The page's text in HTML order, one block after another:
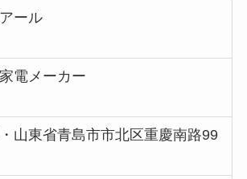
ール
電メーカー
山東省青島市市北区重慶南路99